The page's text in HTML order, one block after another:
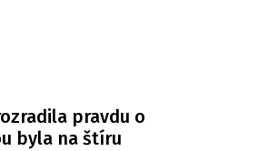
pravdu o
byla na štíru